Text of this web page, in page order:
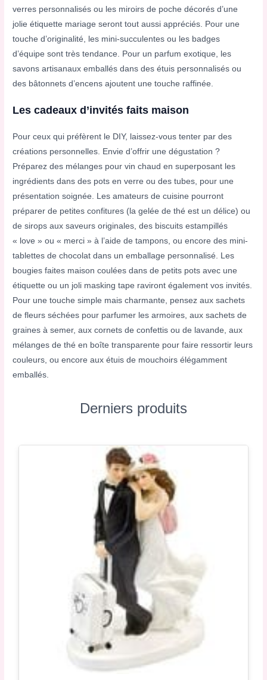
verres personnalisés ou les miroirs de poche décorés d’une
jolie étiquette mariage seront tout aussi appréciés. Pour une
touche d’originalité, les mini-succulentes ou les badges
d’équipe sont très tendance. Pour un parfum exotique, les
savons artisanaux emballés dans des étuis personnalisés ou
des bâtonnets d’encens ajoutent une touche raffinée.
Les cadeaux d’invités faits maison
Pour ceux qui préfèrent le DIY, laissez-vous tenter par des
créations personnelles. Envie d’offrir une dégustation ?
Préparez des mélanges pour vin chaud en superposant les
ingrédients dans des pots en verre ou des tubes, pour une
présentation soignée. Les amateurs de cuisine pourront
préparer de petites confitures (la gelée de thé est un délice) ou
de sirops aux saveurs originales, des biscuits estampillés
« love » ou « merci » à l’aide de tampons, ou encore des mini-
tablettes de chocolat dans un emballage personnalisé. Les
bougies faites maison coulées dans de petits pots avec une
étiquette ou un joli masking tape raviront également vos invités.
Pour une touche simple mais charmante, pensez aux sachets
de fleurs séchées pour parfumer les armoires, aux sachets de
graines à semer, aux cornets de confettis ou de lavande, aux
mélanges de thé en boîte transparente pour faire ressortir leurs
couleurs, ou encore aux étuis de mouchoirs élégamment
emballés.
Derniers produits